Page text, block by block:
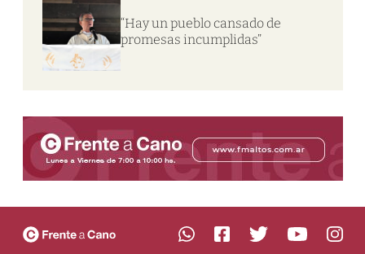
“Hay un pueblo cansado de
promesas incumplidas”